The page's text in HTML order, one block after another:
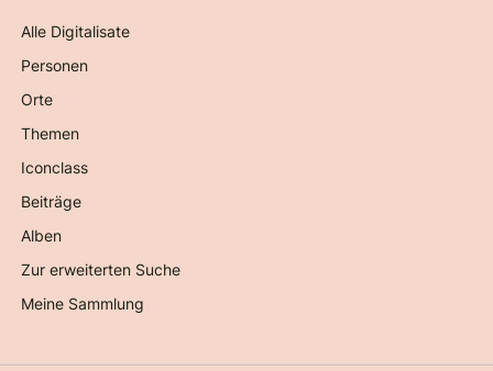
Alle Digitalisate
Personen
Orte
Themen
Iconclass
Beiträge
Alben
Zur erweiterten Suche
Meine Sammlung